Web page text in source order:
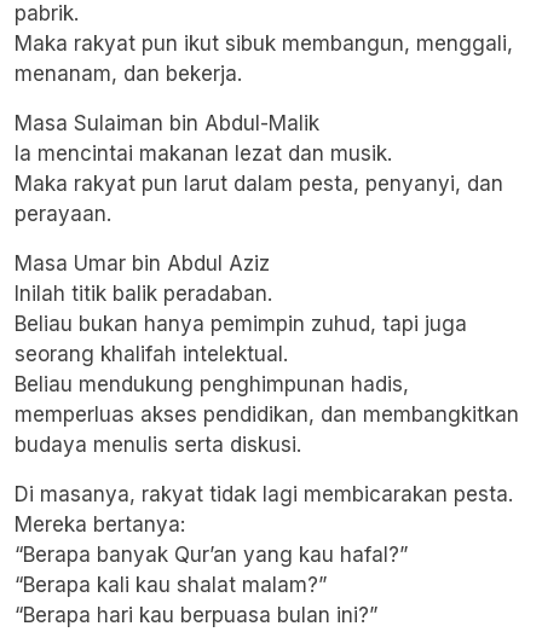
pabrik.
Maka rakyat pun ikut sibuk membangun, menggali,
menanam, dan bekerja.
Masa Sulaiman bin Abdul-Malik
Ia mencintai makanan lezat dan musik.
Maka rakyat pun larut dalam pesta, penyanyi, dan
perayaan.
Masa Umar bin Abdul Aziz
Inilah titik balik peradaban.
Beliau bukan hanya pemimpin zuhud, tapi juga
seorang khalifah intelektual.
Beliau mendukung penghimpunan hadis,
memperluas akses pendidikan, dan membangkitkan
budaya menulis serta diskusi.
Di masanya, rakyat tidak lagi membicarakan pesta.
Mereka bertanya:
“Berapa banyak Qur’an yang kau hafal?”
“Berapa kali kau shalat malam?”
“Berapa hari kau berpuasa bulan ini?”